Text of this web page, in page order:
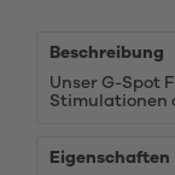
Beschreibung
Unser G-Spot
Stimulationen
Eigenschaften